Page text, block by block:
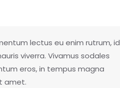
lectus eu enim rutrum, id
viverra. Vivamus sodales
eros, in tempus magna
amet.